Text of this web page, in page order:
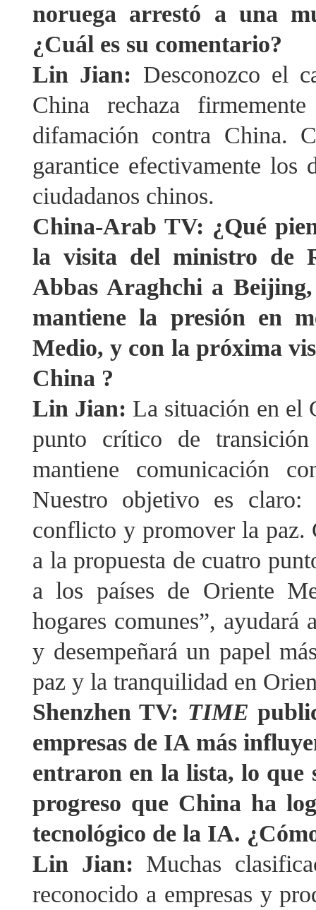
noruega arrestó a una
¿Cuál es su comentario?
Lin Jian: Desconozco el
China rechaza
difamación contra China.
garantice efectivamente los
ciudadanos chinos.
China-Arab TV: ¿Qué
la visita del ministro de
Abbas Araghchi a
mantiene la presión en
Medio, y con la próxima
China ?
Lin Jian: La situación en el
punto crítico de
mantiene comunicación
Nuestro objetivo es
conflicto y promover la paz.
a la propuesta de cuatro
a los países de Oriente
hogares comunes”, ayudará
y desempeñará un papel
paz y la tranquilidad en
Shenzhen TV: TIME
empresas de IA más
entraron en la lista, lo que
progreso que China ha
tecnológico de la IA.
Lin Jian: Muchas
reconocido a empresas y